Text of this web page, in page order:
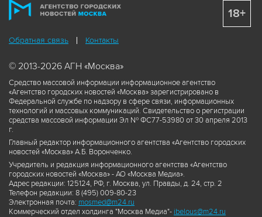
Обратная связь Контакты
© 2013-2026 АГН «Москва»
Средство массовой информации информационное агентство
«Агентство городских новостей «Москва» зарегистрировано в
Федеральной службе по надзору в сфере связи, информационных
технологий и массовых коммуникаций. Свидетельство о регистрации
средства массовой информации Эл № ФС77-53980 от 30 апреля 2013
г.
Главный редактор информационного агентства «Агентство городских
новостей «Москва» А.Б. Воронченко.
Учредитель и редакция информационного агентства «Агентство
городских новостей «Москва» - АО «Москва Медиа».
Адрес редакции: 125124, РФ, г. Москва, ул. Правды, д. 24, стр. 2
Телефон редакции: 8 (495) 009-80-23
Электронная почта: mosmed@m24.ru
Коммерческий отдел холдинга "Москва Медиа"- ibelous@m24.ru
18+